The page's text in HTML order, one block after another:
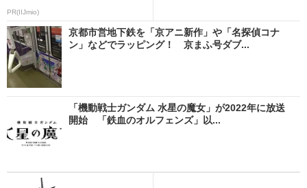
PR(IIJmio)
京都市営地下鉄を「京アニ新作」や「名探偵コナ
ン」などでラッピング！ 京まふ号ダブ...
「機動戦士ガンダム 水星の魔女」が2022年に放送
開始 「鉄血のオルフェンズ」以...